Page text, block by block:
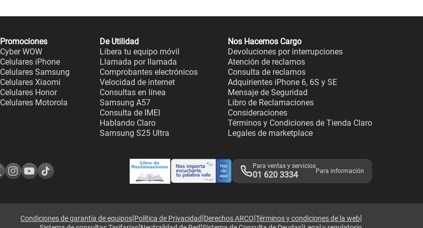
Promociones
Cyber WOW
Celulares iPhone
Celulares Samsung
Celulares Xiaomi
Celulares Honor
Celulares Motorola
De Utilidad
Libera tu equipo móvil
Llamada por llamada
Comprobantes electrónicos
Velocidad de internet
Consultas en línea
Samsung A57
Consulta de IMEI
Hablando Claro
Samsung S25 Ultra
Nos Hacemos Cargo
Devoluciones por interrupciones
Atención de reclamos
Consulta de reclamos
Adquirientes iPhone 6, 6S y SE
Mensaje de Seguridad
Libro de Reclamaciones
Consideraciones
Términos y Condiciones de Tienda Claro
Legales de marketplace
Para ventas y servicios
01 620 3334 Para información
Condiciones de garantía de equipos|Política de Privacidad|Derechos ARCO|Términos y condiciones de la web|